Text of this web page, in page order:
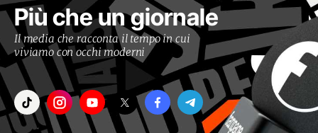
Più che un giornale
Il media che racconta il tempo in cui
viviamo con occhi moderni